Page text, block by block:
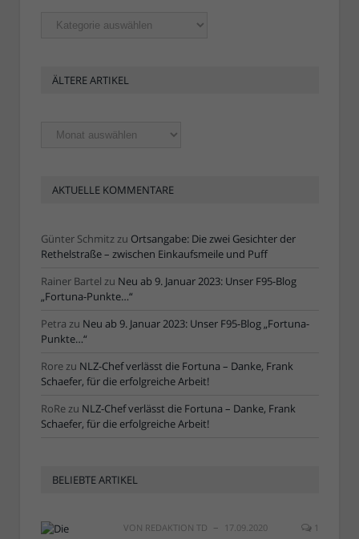
Rubriken
ÄLTERE ARTIKEL
Ältere
Artikel
AKTUELLE KOMMENTARE
Günter Schmitzzu Ortsangabe: Die zwei Gesichter der
Rethelstraße – zwischen Einkaufsmeile und Puff
Rainer Bartel zu Neu ab 9. Januar 2023: Unser F95-Blog
„Fortuna-Punkte…“
Petra zu Neu ab 9. Januar 2023: Unser F95-Blog „Fortuna-
Punkte…“
Rorezu NLZ-Chef verlässt die Fortuna – Danke, Frank
Schaefer, für die erfolgreiche Arbeit!
RoRezu NLZ-Chef verlässt die Fortuna – Danke, Frank
Schaefer, für die erfolgreiche Arbeit!
BELIEBTE ARTIKEL
VON REDAKTION TD 17.09.2020 1